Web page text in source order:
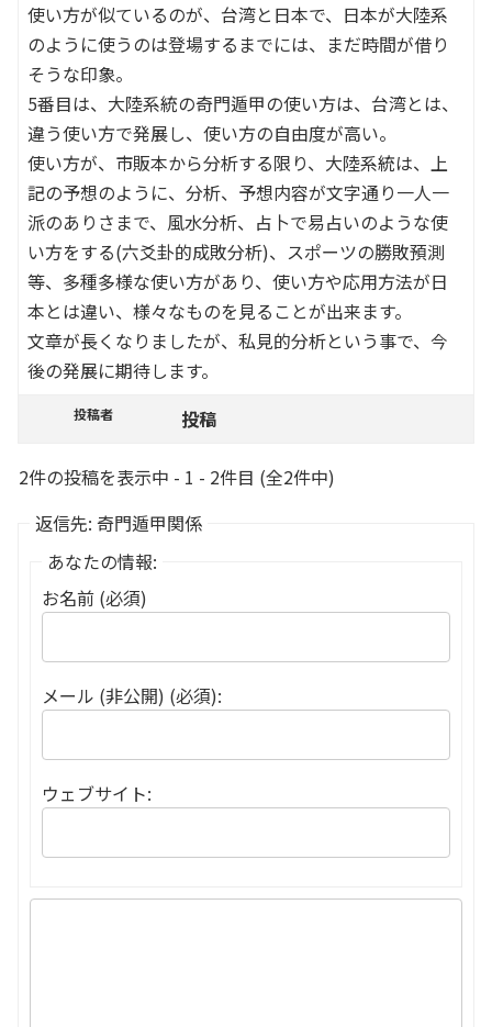
使い方が似ているのが、台湾と日本で、日本が大陸系
のように使うのは登場するまでには、まだ時間が借り
そうな印象。
5番目は、大陸系統の奇門遁甲の使い方は、台湾とは、
違う使い方で発展し、使い方の自由度が高い。
使い方が、市販本から分析する限り、大陸系統は、上
記の予想のように、分析、予想内容が文字通り一人一
派のありさまで、風水分析、占卜で易占いのような使
い方をする(六爻卦的成敗分析)、スポーツの勝敗預測
等、多種多様な使い方があり、使い方や応用方法が日
本とは違い、様々なものを見ることが出来ます。
文章が長くなりましたが、私見的分析という事で、今
後の発展に期待します。
投稿者 投稿
2件の投稿を表示中 - 1 - 2件目 (全2件中)
返信先: 奇門遁甲関係
あなたの情報:
お名前 (必須)
メール (非公開) (必須):
ウェブサイト: